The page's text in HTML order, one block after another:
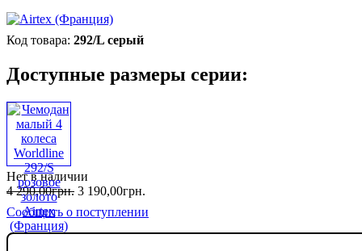
292/L серый
Доступные размеры серии:
Нет в наличии
4 290,00грн. 3 190,00грн.
Сообщить о поступлении